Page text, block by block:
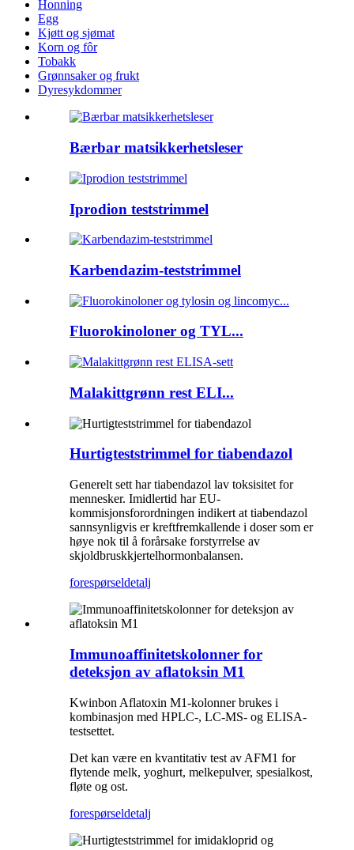
Honning
Egg
Kjøtt og sjømat
Korn og fôr
Tobakk
Grønnsaker og frukt
Dyresykdommer
Bærbar matsikkerhetsleser
Iprodion teststrimmel
Karbendazim-teststrimmel
Fluorokinoloner og TYL...
Malakittgrønn rest ELI...
Hurtigteststrimmel for tiabendazol
Generelt sett har tiabendazol lav toksisitet for
mennesker. Imidlertid har EU-
kommisjonsforordningen indikert at tiabendazol
sannsynligvis er kreftfremkallende i doser som er
høye nok til å forårsake forstyrrelse av
skjoldbruskkjertelhormonbalansen.
forespørseldetalj
Immunoaffinitetskolonner for
deteksjon av aflatoksin M1
Kwinbon Aflatoxin M1-kolonner brukes i
kombinasjon med HPLC-, LC-MS- og ELISA-
testsettet.
Det kan være en kvantitativ test av AFM1 for
flytende melk, yoghurt, melkepulver, spesialkost,
fløte og ost.
forespørseldetalj